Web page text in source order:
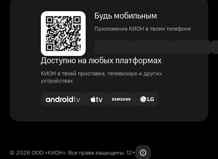
Будь мобильным
Приложение КИОН в твоем телефоне
Доступно на любых платформах
КИОН в твоей приставке, телевизоре и других
устройствах
© 2026 ООО «КИОН». Все права защищены. 12+